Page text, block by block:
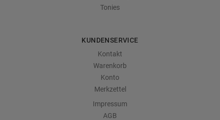
Tonies
KUNDENSERVICE
Kontakt
Warenkorb
Konto
Merkzettel
Impressum
AGB